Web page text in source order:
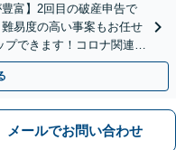
富】2回目の破産申告で
易度の高い事案もお任せ
できます！コロナ関連の
】
メールでお問い合わせ